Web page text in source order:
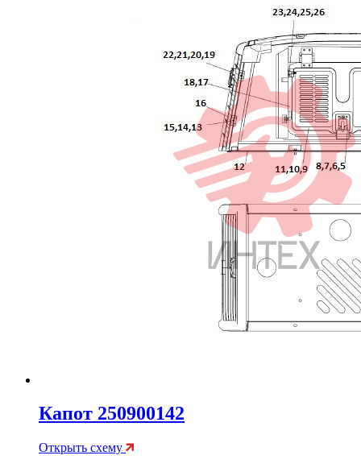
Капот 250900142
Открыть схему